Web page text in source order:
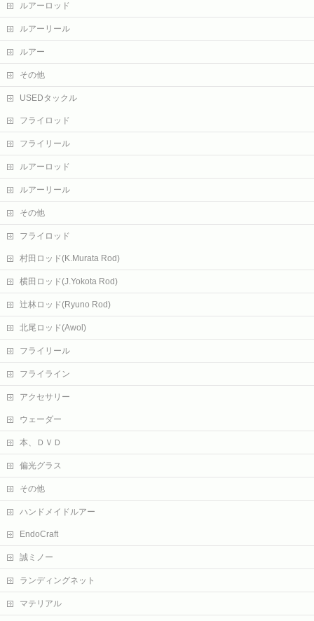
ルアーロッド
ルアーリール
ルアー
その他
USEDタックル
フライロッド
フライリール
ルアーロッド
ルアーリール
その他
フライロッド
村田ロッド(K.Murata Rod)
横田ロッド(J.Yokota Rod)
辻林ロッド(Ryuno Rod)
北尾ロッド(Awol)
フライリール
フライライン
アクセサリー
ウェーダー
本、ＤＶＤ
偏光グラス
その他
ハンドメイドルアー
EndoCraft
誠ミノー
ランディングネット
マテリアル